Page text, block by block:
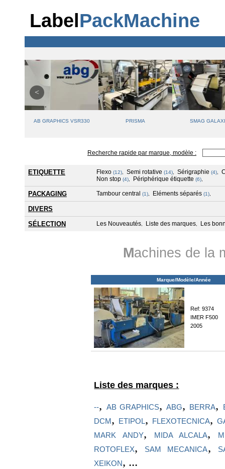
Label PackMachine
AB GRAPHICS VSR330 PRISMA SMAG
Recherche rapide par marque, modèle :
ETIQUETTE Flexo (12) Semi rotative (14) Sérigraphie (4)
Non stop (4) Périphérique étiquette (6)
PACKAGING Tambour central (1) Eléments séparés (1)
DIVERS
SÉLECTION
Les Nouveautés Liste des marques Les
Machines de la
Marque/Modèle/Année
Ref: 9374
IMER F500
2005
Liste des marques :
--, AB GRAPHICS,ABG, BERRA,
DCM, ETIPOL, FLEXOTECNICA,
MARK ANDY, MIDA ALCALA,
ROTOFLEX, SAM MECANICA,
XEIKON, ...